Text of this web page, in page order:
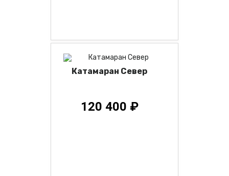
Катамаран Север
120 400 ₽